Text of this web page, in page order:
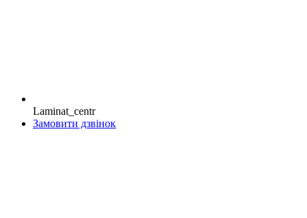
Laminat_centr
Замовити дзвінок